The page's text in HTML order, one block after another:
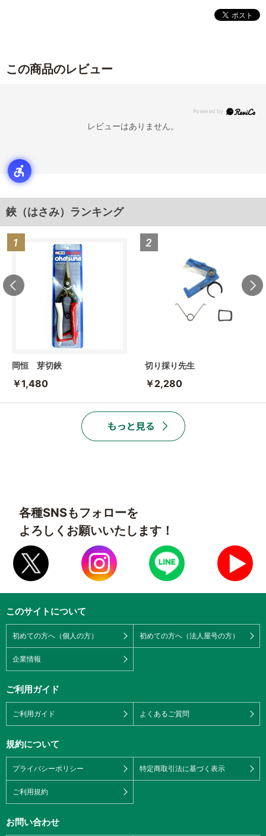
この商品のレビュー
レビューはありません。
鋏（はさみ）ランキング
岡恒 芽切鋏
￥1,480
切り採り先生
￥2,280
各種SNSもフォローを
よろしくお願いいたします！
このサイトについて
初めての方へ（個人の方） 初めての方へ（法人屋号の方）
企業情報
ご利用ガイド
ご利用ガイド よくあるご質問
規約について
プライバシーポリシー 特定商取引法に基づく表示
ご利用規約
お問い合わせ